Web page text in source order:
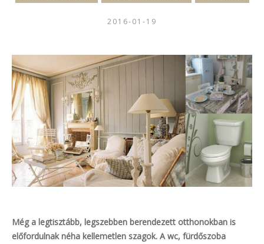
2016-01-19
Még a legtisztább, legszebben berendezett otthonokban is
előfordulnak néha kellemetlen szagok. A wc, fürdőszoba